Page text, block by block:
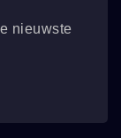
nieuwste